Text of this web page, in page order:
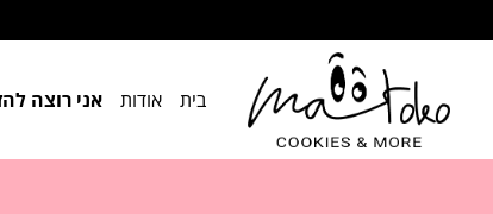
בית אודות אני רוצה